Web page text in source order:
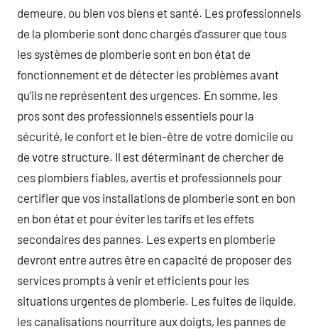
demeure, ou bien vos biens et santé. Les professionnels
de la plomberie sont donc chargés d’assurer que tous
les systèmes de plomberie sont en bon état de
fonctionnement et de détecter les problèmes avant
qu’ils ne représentent des urgences. En somme, les
pros sont des professionnels essentiels pour la
sécurité, le confort et le bien-être de votre domicile ou
de votre structure. Il est déterminant de chercher de
ces plombiers fiables, avertis et professionnels pour
certifier que vos installations de plomberie sont en bon
en bon état et pour éviter les tarifs et les effets
secondaires des pannes. Les experts en plomberie
devront entre autres être en capacité de proposer des
services prompts à venir et efficients pour les
situations urgentes de plomberie. Les fuites de liquide,
les canalisations nourriture aux doigts, les pannes de